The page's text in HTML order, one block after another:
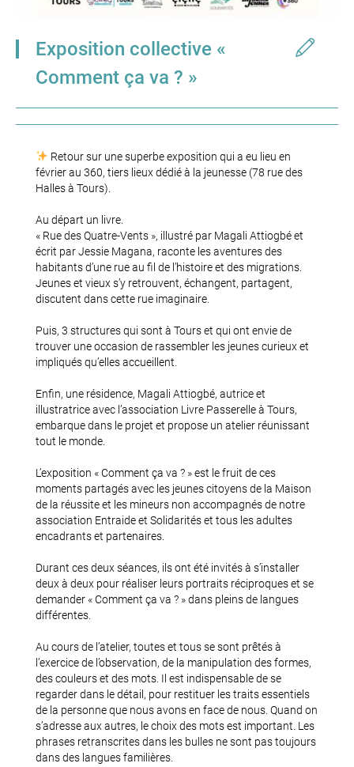
Exposition collective «
Comment ça va ? »
Retour sur une superbe exposition qui a eu lieu en
février au 360, tiers lieux dédié à la jeunesse (78 rue des
Halles à Tours).
Au départ un livre.
« Rue des Quatre-Vents », illustré par Magali Attiogbé et
écrit par Jessie Magana, raconte les aventures des
habitants d’une rue au fil de l’histoire et des migrations.
Jeunes et vieux s’y retrouvent, échangent, partagent,
discutent dans cette rue imaginaire.
Puis, 3 structures qui sont à Tours et qui ont envie de
trouver une occasion de rassembler les jeunes curieux et
impliqués qu’elles accueillent.
Enfin, une résidence, Magali Attiogbé, autrice et
illustratrice avec l’association Livre Passerelle à Tours,
embarque dans le projet et propose un atelier réunissant
tout le monde.
L’exposition « Comment ça va ? » est le fruit de ces
moments partagés avec les jeunes citoyens de la Maison
de la réussite et les mineurs non accompagnés de notre
association Entraide et Solidarités et tous les adultes
encadrants et partenaires.
Durant ces deux séances, ils ont été invités à s’installer
deux à deux pour réaliser leurs portraits réciproques et se
demander « Comment ça va ? » dans pleins de langues
différentes.
Au cours de l’atelier, toutes et tous se sont prêtés à
l’exercice de l’observation, de la manipulation des formes,
des couleurs et des mots. Il est indispensable de se
regarder dans le détail, pour restituer les traits essentiels
de la personne que nous avons en face de nous. Quand on
s’adresse aux autres, le choix des mots est important. Les
phrases retranscrites dans les bulles ne sont pas toujours
dans des langues familières.